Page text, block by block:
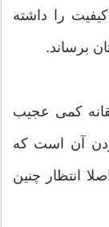
را داشته
برساند.
کمی عجیب
آن است که
انتظار چنین